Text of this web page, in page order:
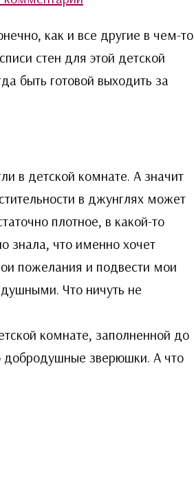
детям
—
роспись
как и все другие в чем-то
стен для этой детской
быть готовой выходить за
в детской комнате. А значит
в джунглях может
плотное, в какой-то
знала, что именно хочет
пожелания и подвести мои
Что ничуть не
комнате, заполненной до
добродушные зверюшки. А что